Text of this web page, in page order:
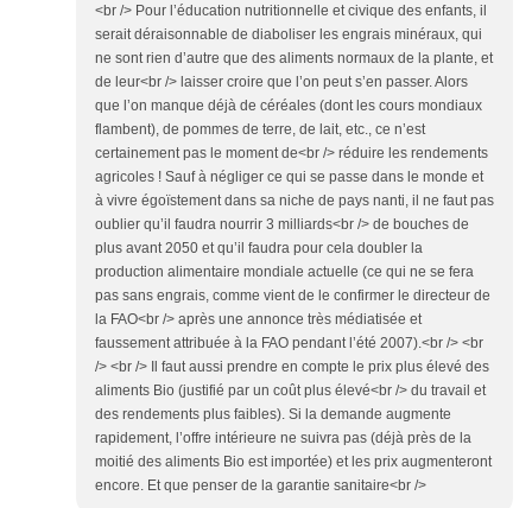
<br /> Pour l’éducation nutritionnelle et civique des enfants, il
serait déraisonnable de diaboliser les engrais minéraux, qui
ne sont rien d’autre que des aliments normaux de la plante, et
de leur<br /> laisser croire que l’on peut s’en passer. Alors
que l’on manque déjà de céréales (dont les cours mondiaux
flambent), de pommes de terre, de lait, etc., ce n’est
certainement pas le moment de<br /> réduire les rendements
agricoles ! Sauf à négliger ce qui se passe dans le monde et
à vivre égoïstement dans sa niche de pays nanti, il ne faut pas
oublier qu’il faudra nourrir 3 milliards<br /> de bouches de
plus avant 2050 et qu’il faudra pour cela doubler la
production alimentaire mondiale actuelle (ce qui ne se fera
pas sans engrais, comme vient de le confirmer le directeur de
la FAO<br /> après une annonce très médiatisée et
faussement attribuée à la FAO pendant l’été 2007).<br /> <br
/> <br /> Il faut aussi prendre en compte le prix plus élevé des
aliments Bio (justifié par un coût plus élevé<br /> du travail et
des rendements plus faibles). Si la demande augmente
rapidement, l’offre intérieure ne suivra pas (déjà près de la
moitié des aliments Bio est importée) et les prix augmenteront
encore. Et que penser de la garantie sanitaire<br />